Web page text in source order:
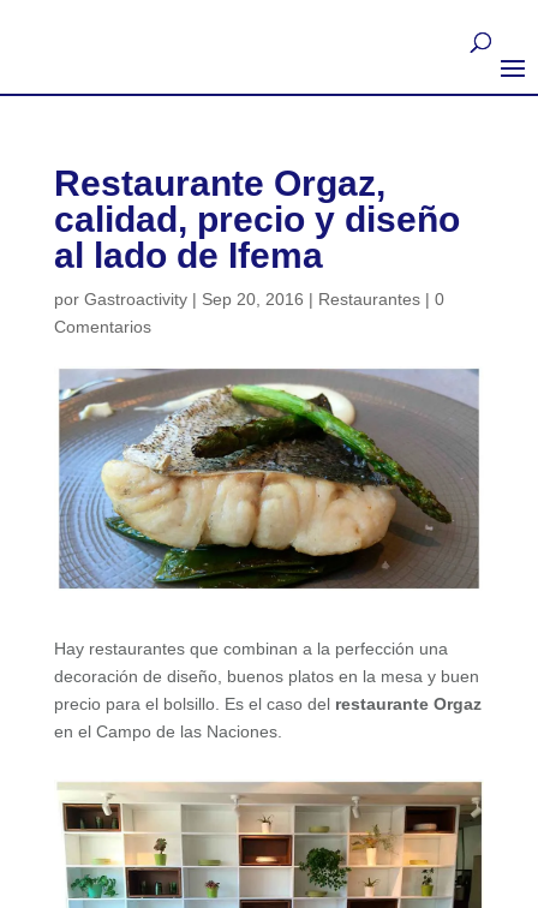
Restaurante Orgaz,
calidad, precio y diseño
al lado de Ifema
por Gastroactivity| Sep 20, 2016 | Restaurantes| 0
Comentarios
Hay restaurantes que combinan a la perfección una
decoración de diseño, buenos platos en la mesa y buen
precio para el bolsillo. Es el caso del restaurante Orgaz
en el Campo de las Naciones.